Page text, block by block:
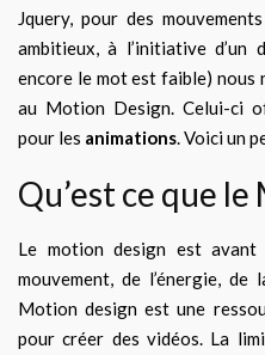
Jquery, pour des
ambitieux, à l’initiative d’un
encore le mot est faible) nous
au Motion Design. Celui-ci
pour les animations. Voici un
Qu’est ce que
Le motion design est
mouvement, de l’énergie,
Motion design est une
pour créer des vidéos. La